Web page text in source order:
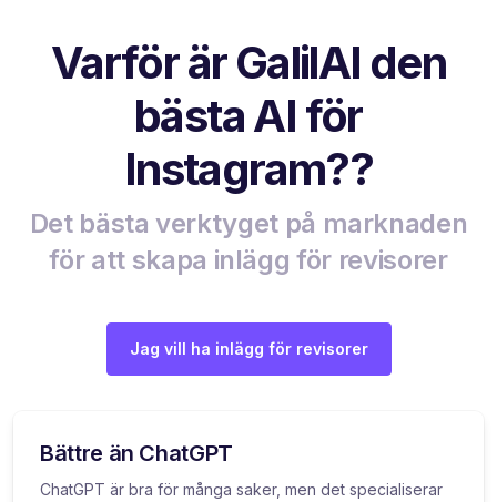
Varför är GalilAI den
bästa AI för
Instagram??
Det bästa verktyget på marknaden
för att skapa inlägg för revisorer
Jag vill ha inlägg för revisorer
Bättre än ChatGPT
ChatGPT är bra för många saker, men det specialiserar